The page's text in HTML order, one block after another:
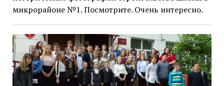
микрорайоне №1. Посмотрите. Очень интересно.